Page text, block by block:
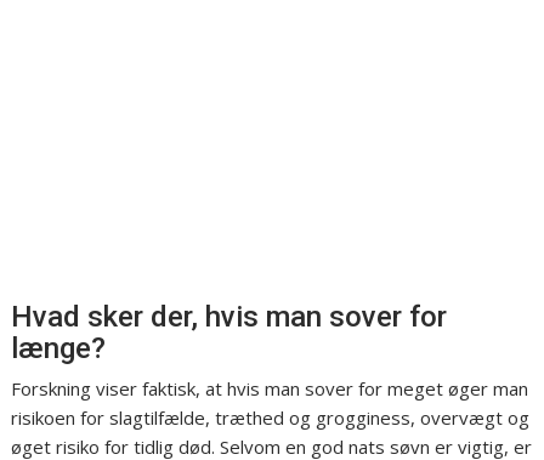
Hvad sker der, hvis man sover for
længe?
Forskning viser faktisk, at hvis man sover for meget øger man
risikoen for slagtilfælde, træthed og grogginess, overvægt og
øget risiko for tidlig død. Selvom en god nats søvn er vigtig, er